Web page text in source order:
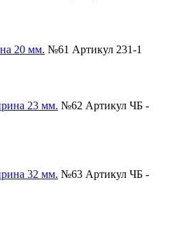
№61 Артикул 231-1
№62 Артикул ЧБ -
№63 Артикул ЧБ -